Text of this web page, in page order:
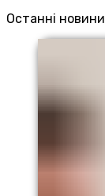
Останні новини